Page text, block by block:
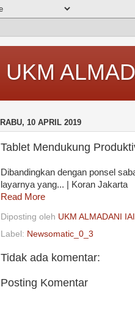
UKM
RABU, 10 APRIL 2019
Tablet Mendukung
Dibandingkan dengan ponsel
layarnya yang... | Koran Jakarta
Read More
Diposting oleh UKM ALMADANI
Label: Newsomatic_0_3
Tidak ada komentar:
Posting Komentar